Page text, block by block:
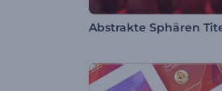
Abstrakte Sphären